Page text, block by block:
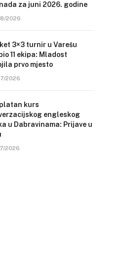
za juni 2026. godine
2026
3×3 turnir u Varešu
11 ekipa: Mladost
prvo mjesto
2026
kurs
engleskog
u Dabravinama: Prijave u
2026